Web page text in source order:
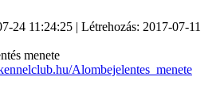
24 11:24:25 | Létrehozás: 2017-07-11
menete
Alombejelentes_menete